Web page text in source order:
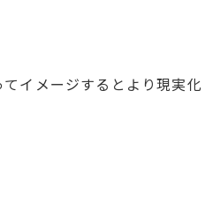
メージするとより現実化